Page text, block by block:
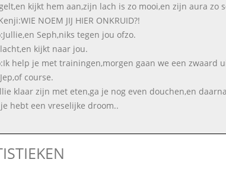
kijkt hem aan,zijn lach is zo mooi,en zijn aura zo
NOEM JIJ HIER ONKRUID?!
Seph,niks tegen jou ofzo.
kijkt naar jou.
help je met trainingen,morgen gaan we een zwaard
course.
klaar zijn met eten,ga je nog even douchen,en
hebt een vreselijke droom..